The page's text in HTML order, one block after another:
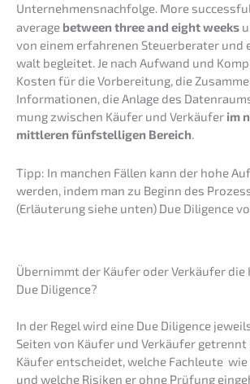
Unternehmens­nachfolge. More
avera­ge between three and eight weeks
von einem erfah­re­nen Steuer­be­ra­ter und
walt beglei­tet. Je nach Aufwand und
Kosten für die Vorbe­rei­tung, die
Infor­ma­tio­nen, die Anlage des
mung zwischen Käufer und Verkäu­fer im
mittle­ren fünfstel­li­gen Bereich.
Tipp: In manchen Fällen kann der hohe
werden, indem man zu Beginn des
(Erläu­te­rung siehe unten) Due Diligence
Übernimmt der Käufer oder Verkäu­fer die
Due Diligence?
In der Regel wird eine Due Diligence
Seiten von Käufer und Verkäu­fer getrennt
Käufer entschei­det, welche Fachleu­te
und welche Risiken er ohne Prüfung